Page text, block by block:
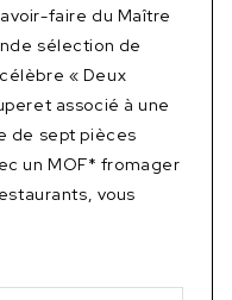
faire du Maître
sélection de
« Deux
associé à une
de sept pièces
un MOF* fromager
vous